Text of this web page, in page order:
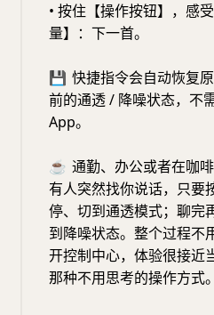
• 按住【操作按钮】，感
量】：下一首。
💾 快捷指令会自动恢复
前的通透 / 降噪状态，不
App。
☕️ 通勤、办公或者在咖
有人突然找你说话，只要
停、切到通透模式；聊完
到降噪状态。整个过程不
开控制中心，体验很接近
那种不用思考的操作方式。